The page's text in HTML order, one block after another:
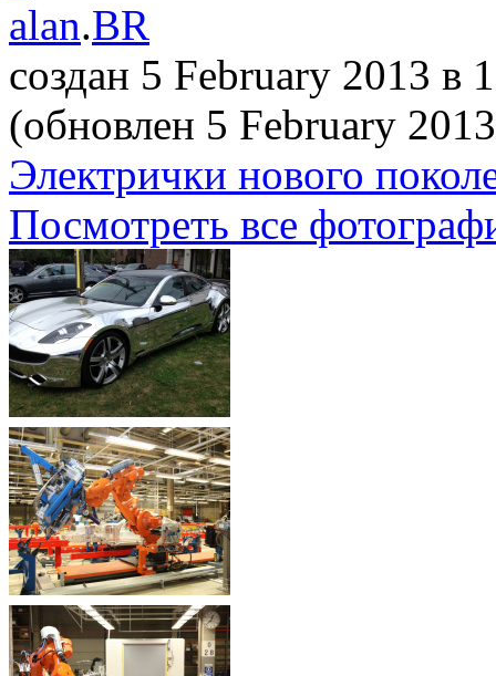
alan.BR
создан 5 February 2013 в
(обновлен 5 February
Электрички нового
Посмотреть все